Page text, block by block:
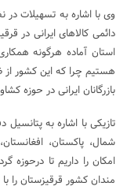
دائمی کالاهای ایرانی در
استان آماده هرگونه
هستیم چرا که این کشور از
بازرگانان ایرانی در حوزه
تازیکی با اشاره به
شمال، پاکستان،
امکان را داریم تا
مندان کشور قرقیزستان را